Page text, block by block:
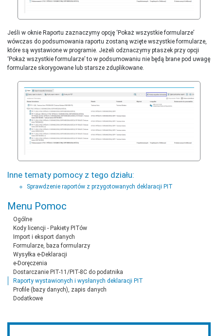
Menu Pomoc
Ogólne
Kody licencji - Pakiety PITów
Import i eksport danych
Formularze, baza formularzy
Wysyłka e-Deklaracji
e-Doręczenia
Dostarczanie PIT-11/PIT-8C do podatnika
Raporty wystawionych i wysłanych deklaracji PIT
Profile (bazy danych), zapis danych
Dodatkowe
Jeśli w oknie Raportu zaznaczymy opcję ‘Pokaż wszystkie formularze’
wówczas do podsumowania raportu zostaną wzięte wszystkie formularze,
które są wystawione w programie. Jeżeli odznaczymy ptaszek przy opcji
‘Pokaż wszystkie formularze’ to w podsumowaniu nie będą brane pod uwagę
formularze skorygowane lub starsze zduplikowane.
Inne tematy pomocy z tego działu:
Sprawdzenie raportów z przygotowanych deklaracji PIT